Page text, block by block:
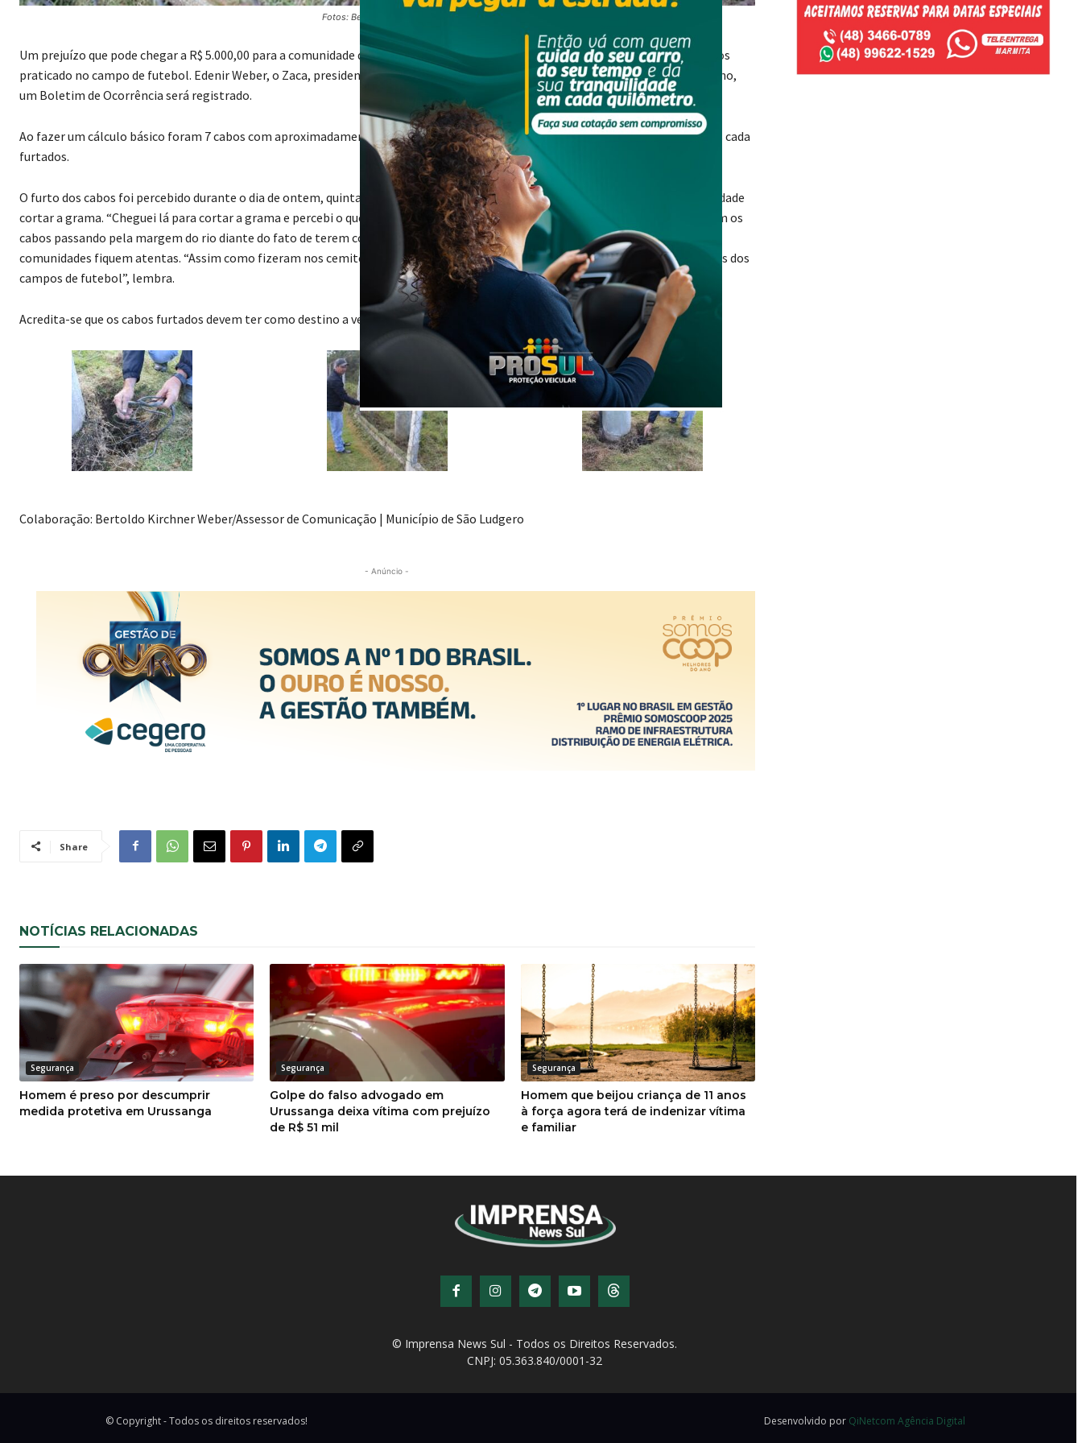
Fotos: Bertoldo Kirchner Weber
Um prejuízo que pode chegar a R$ 5.000,00 para a comunidade da Ponte Baixa, em São Ludgero, com o furto de cabos subterrâneos
praticado no campo de futebol. Edenir Weber, o Zaca, presidente do clube de futebol local diz que ainda hoje, sexta-feira, 7 de julho,
um Boletim de Ocorrência será registrado.
Ao fazer um cálculo básico foram 7 cabos com aproximadamente 60 metros cada e mais 6 cabos de aproximadamente 40 metros cada
furtados.
O furto dos cabos foi percebido durante o dia de ontem, quinta-feira, 6 de julho, quando Edenir Weber foi até o campo da comunidade
cortar a grama. “Cheguei lá para cortar a grama e percebi o que tinha acontecido. Acredito que após cortarem e puxaram, levaram os
cabos passando pela margem do rio diante do fato de terem cortado a tela no mesmo lado”, informa. Ele pede para que outras
comunidades fiquem atentas. “Assim como fizeram nos cemitérios ocorrendo um arrastão de furtos, pode ocorrer com as fiações dos
campos de futebol”, lembra.
Acredita-se que os cabos furtados devem ter como destino a venda como sucata.
Colaboração: Bertoldo Kirchner Weber/Assessor de Comunicação | Município de São Ludgero
- Anúncio -
Share
NOTÍCIAS RELACIONADAS
Segurança
Homem é preso por descumprir
medida protetiva em Urussanga
Segurança
Golpe do falso advogado em
Urussanga deixa vítima com prejuízo
de R$ 51 mil
Segurança
Homem que beijou criança de 11 anos
à força agora terá de indenizar vítima
e familiar
© Imprensa News Sul - Todos os Direitos Reservados.
CNPJ: 05.363.840/0001-32
© Copyright - Todos os direitos reservados! Desenvolvido por QiNetcom Agência Digital